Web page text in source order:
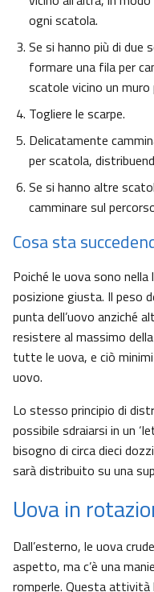
ogni scatola.
Se si hanno più di due
formare una fila per
scatole vicino un muro
Togliere le scarpe.
Delicatamente
per scatola,
Se si hanno altre
camminare sul
Cosa sta
Poiché le uova sono
posizione giusta. Il peso
punta dell’uovo anziché
resistere al massimo
tutte le uova, e ciò
uovo.
Lo stesso principio di
possibile sdraiarsi in un
bisogno di circa dieci
sarà distribuito su una
Uova in
Dall’esterno, le uova
aspetto, ma c’è una
romperle. Questa attività